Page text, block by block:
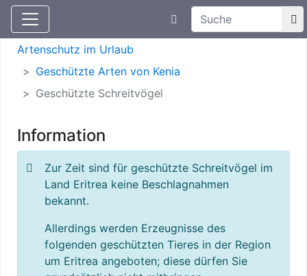
Aktuelle Meldungen
Suchtexteingabe
Artenschutz
Artenschutz im Urlaub
Geschützte Arten von Kenia
Geschützte Schreitvögel
Information
Zur Zeit sind für geschützte Schreitvögel im
Land Eritrea keine Beschlagnahmen
bekannt.
Allerdings werden Erzeugnisse des
folgenden geschützten Tieres in der Region
um Eritrea angeboten; diese dürfen Sie